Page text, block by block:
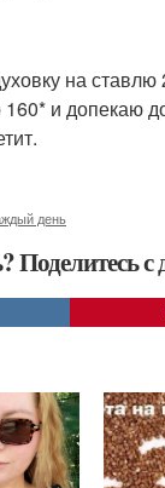
на ставлю
и допекаю
день
Поделитесь с